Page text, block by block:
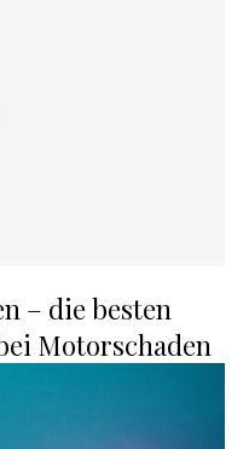
– die besten
Motorschaden